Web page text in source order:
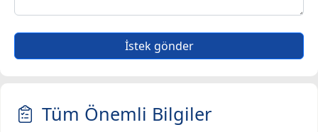
İstek gönder
Tüm Önemli Bilgiler